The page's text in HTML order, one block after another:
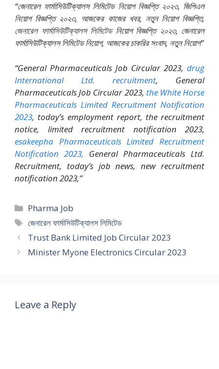
“জেনারেল ফার্মাসিউটিক্যালস লিমিটেড নিয়োগ বিজ্ঞপ্তি ২০২৩, জিপিএল
নিয়োগ বিজ্ঞপ্তি ২০২৩, আজকের কাজের খবর, নতুন নিয়োগ বিজ্ঞপ্তি,
জেনারেল ফার্মাসিউটিক্যালস লিমিটেডনিয়োগ বিজ্ঞপ্তি ২০২৩, জেনারেল
ফার্মাসিউটিক্যালস লিমিটেড নিয়োগ, আজকের চাকরির সংবাদ, নতুন নিয়োগ”
“General Pharmaceuticals Job Circular 2023, drug
International Ltd. recruitment, General
Pharmaceuticals Job Circular 2023, the White Horse
Pharmaceuticals Limited Recruitment Notification
2023, today’s employment report, the recruitment
notice, limited recruitment notification 2023,
esakeepha Pharmaceuticals Limited Recruitment
Notification 2023, General Pharmaceuticals Ltd.
Recruitment, today’s job news, new recruitment
notification 2023,”
Categories
Pharma Job
Tags
জেনারেল ফার্মাসিউটিক্যালস লিমিটেড
Trust Bank Limited Job Circular 2023
Minister Myone Electronics Circular 2023
Leave a Reply